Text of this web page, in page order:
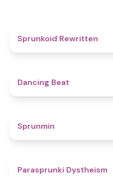
Sprunkoid Rewritten
Dancing Beat
Sprunmin
Parasprunki Dystheism